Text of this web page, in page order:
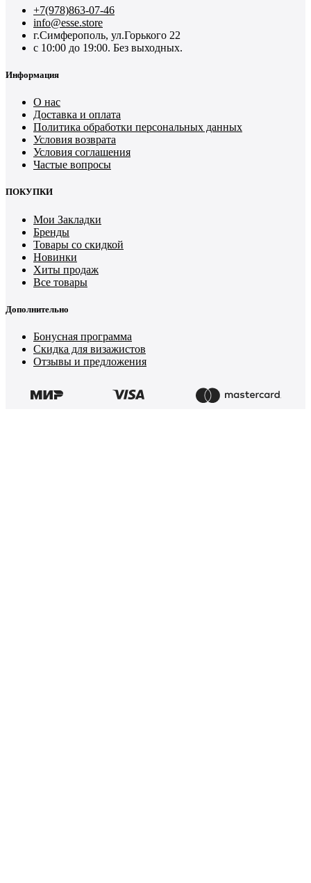
+7(978)863-07-46
info@esse.store
г.Симферополь, ул.Горького 22
с 10:00 до 19:00. Без выходных.
Информация
О нас
Доставка и оплата
Политика обработки персональных данных
Условия возврата
Условия соглашения
Частые вопросы
ПОКУПКИ
Мои Закладки
Бренды
Товары со скидкой
Новинки
Хиты продаж
Все товары
Дополнительно
Бонусная программа
Скидка для визажистов
Отзывы и предложения